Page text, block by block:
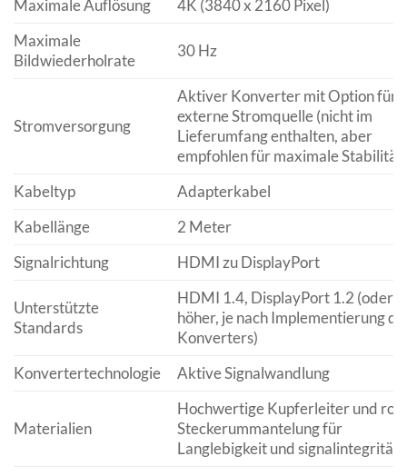
Maximale Auflösung
4K (3840 x 2160 Pixel)
Maximale
Bildwiederholrate
30 Hz
Stromversorgung
Aktiver Konverter mit Option für
externe Stromquelle (nicht im
Lieferumfang enthalten, aber
empfohlen für maximale Stabilität)
Kabeltyp
Adapterkabel
Kabellänge
2 Meter
Signalrichtung
HDMI zu DisplayPort
Unterstützte
Standards
HDMI 1.4, DisplayPort 1.2 (oder
höher, je nach Implementierung
Konverters)
Konvertertechnologie
Aktive Signalwandlung
Materialien
Hochwertige Kupferleiter und
Steckerummantelung für
Langlebigkeit und signalintegrität.